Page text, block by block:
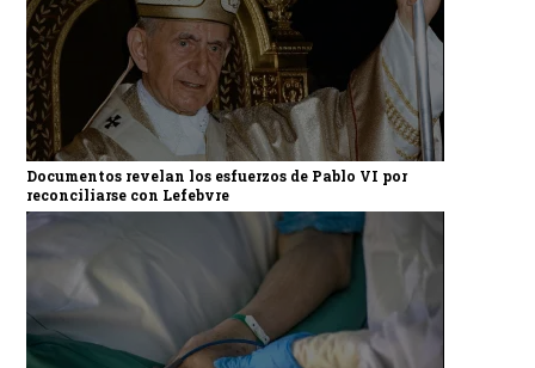
Documentos revelan los esfuerzos de Pablo VI por
reconciliarse con Lefebvre